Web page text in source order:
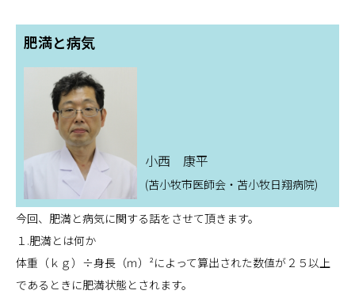
肥満と病気
小西 康平
(苫小牧市医師会・苫小牧日翔病院)
今回、肥満と病気に関する話をさせて頂きます。
１.肥満とは何か
体重（ｋｇ）÷身長（ｍ）²によって算出された数値が２５以上
であるときに肥満状態とされます。